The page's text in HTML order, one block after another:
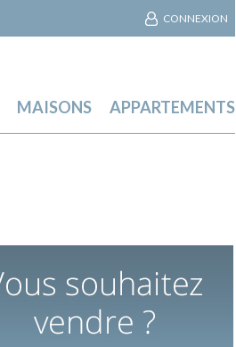
MAISONS APPARTEMENTS
CONNEXION